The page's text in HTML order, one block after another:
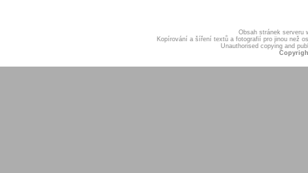
Obsah stránek serveru
Kopírování a šíření textů a fotografií pro jinou než
Unauthorised copying and